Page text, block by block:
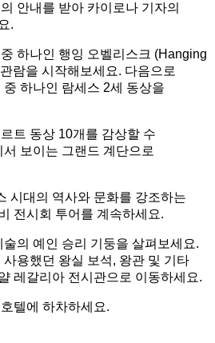
안내를 받아 카이로나 기자의
.
하나인 행잉 오벨리스크 (Hanging
람을 시작해보세요. 다음으로
하나인 람세스 2세 동상을
트 동상 10개를 감상할 수
보이는 그랜드 계단으로
시대의 역사와 문화를 강조하는
전시회 투어를 계속하세요.
의 예인 승리 기둥을 살펴보세요.
용했던 왕실 보석, 왕관 및 기타
레갈리아 전시관으로 이동하세요.
텔에 하차하세요.